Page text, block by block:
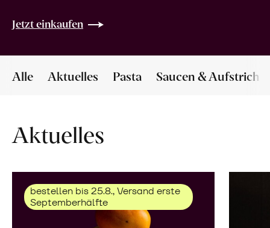
Jetzt einkaufen
Alle Aktuelles Pasta Saucen & Aufstriche
Aktuelles
bestellen bis 25.8., Versand erste
Septemberhälfte